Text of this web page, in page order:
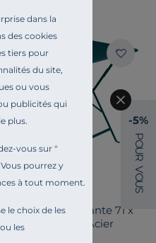
dans la
des cookies
tiers pour
du site,
ou vous
publicités qui
plus.
vous sur "
Vous pourrez y
à tout moment.
le choix de les
les
+7
Table Carrée Pliante 71 x
71 cm Bistro en Acier
-5%
P
O
U
R
V
O
U
S